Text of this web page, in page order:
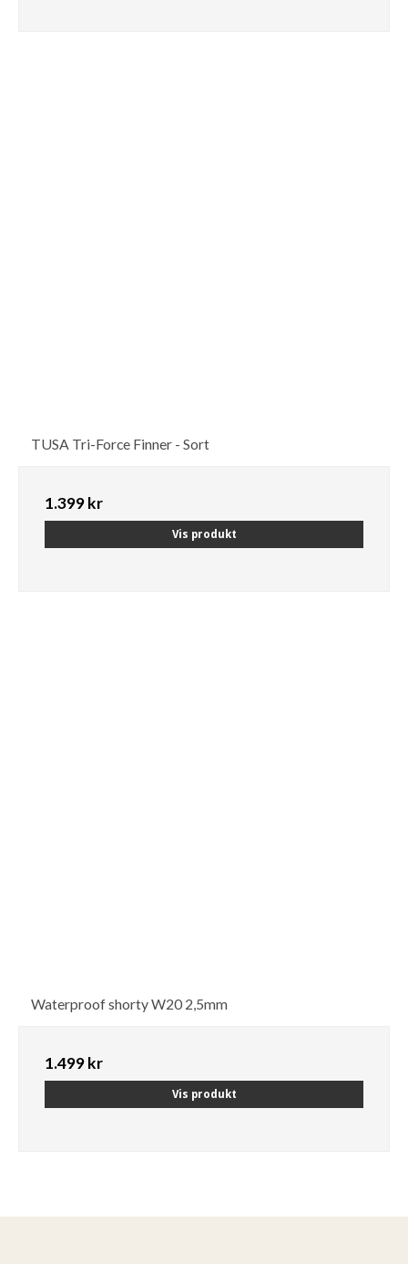
TUSA Tri-Force Finner - Sort
1.399 kr
Vis produkt
Waterproof shorty W20 2,5mm
1.499 kr
Vis produkt